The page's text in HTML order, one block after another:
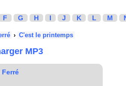
F G H I J K L M
› C'est le printemps
MP3
Ferré